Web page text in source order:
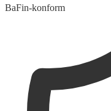
BaFin-konform